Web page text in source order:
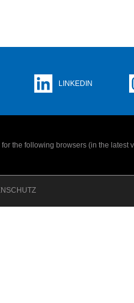
LINKEDIN
the following browsers (in the